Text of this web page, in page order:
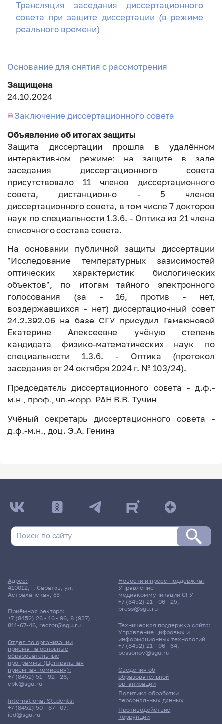
Трансляция заседания диссертационного
совета при защите диссертации (в режиме
реального времени)
Основание для снятия с рассмотрения
Защищена
24.10.2024
Заключение диссертационного совета
Объявление об итогах защиты
Защита диссертации прошла в удалённом
интерактивном режиме: на защите в зале
заседания диссертационного совета
присутствовало 11 членов диссертационного
совета, дистанционно - 5 членов
диссертационного совета, в том числе 7 докторов
наук по специальности 1.3.6. - Оптика из 21 члена
списочного состава совета.
На основании публичной защиты диссертации
"Исследование температурных зависимостей
оптических характеристик биологических
объектов", по итогам тайного электронного
голосования (за - 16, против - нет,
воздержавшихся - нет) диссертационный совет
24.2.392.06 на базе СГУ присудил Гамаюновой
Екатерине Алексеевне учёную степень
кандидата физико-математических наук по
специальности 1.3.6. - Оптика (протокол
заседания от 24 октября 2024 г. № 103/24).
Председатель диссертационного совета - д.ф.-
м.н., проф., чл.-корр. РАН В.В. Тучин
Учёный секретарь диссертационного совета -
д.ф.-м.н., доц. Э.А. Генина
Адрес:
410012, г. Саратов, ул.
Астраханская, 83
Приёмная ректора:
+7 (8452) 26 - 16 - 96, 8 (937)
811-67-46, rector@sgu.ru
Отдел по организации
приёма на основные
образовательные
программы (Центральная
приёмная комиссия):
+7 (8452) 51 - 92 - 26,
cpk@sgu.ru
International Students:
+7 (8452) 50 - 87 - 07,
ied@sgu.ru
Сведения об
образовательной
организации
Политика обработки
персональных данных
Противодействие
коррупции
Новости и пресс-поддержка:
Управление
медиакоммуникаций СГУ
+7 (8452) 21 - 06 - 25,
press@sgu.ru
Техническая поддержка сайта:
Управление цифровых и
информационных технологий
+7 (8452) 21 - 06 - 64,
bessonov@sgu.ru